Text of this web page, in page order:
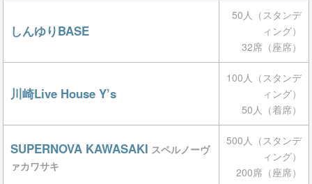
しんゆりBASE
50人（スタンデ
ィング）
32席（座席）
川崎Live House Y’s
100人（スタンデ
ィング）
50人（着席）
SUPERNOVA KAWASAKI スペルノーヴ
ァカワサキ
500人（スタンデ
ィング）
200席（座席）